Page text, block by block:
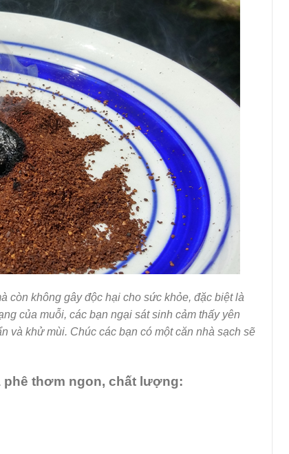
còn không gây độc hại cho sức khỏe, đặc biệt là
của muỗi, các bạn ngại sát sinh cảm thấy yên
và khử mùi. Chúc các bạn có một căn nhà sạch sẽ
phê thơm ngon, chất lượng: